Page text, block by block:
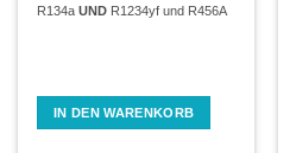
R134aUND R1234yf und R456A
IN DEN WARENKORB